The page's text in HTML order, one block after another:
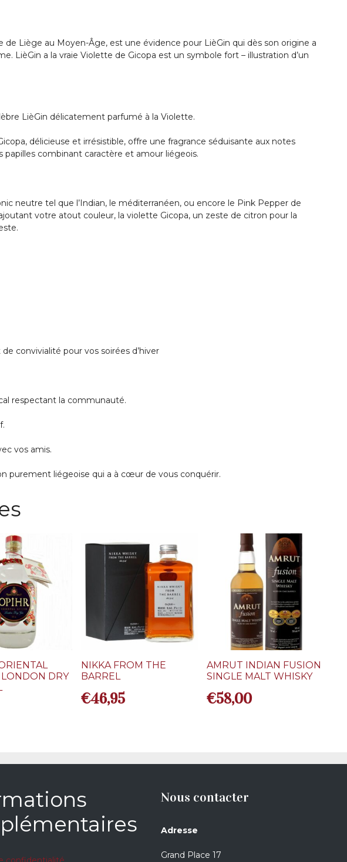
de Liège au Moyen-Âge, est une évidence pour LièGin qui dès son origine a
LièGin a la vraie Violette de Gicopa est un symbole fort – illustration d’un
LièGin délicatement parfumé à la Violette.
délicieuse et irrésistible, offre une fragrance séduisante aux notes
combinant caractère et amour liégeois.
neutre tel que l’Indian, le méditerranéen, ou encore le Pink Pepper de
votre atout couleur, la violette Gicopa, un zeste de citron pour la
convivialité pour vos soirées d’hiver
respectant la communauté.
vos amis.
purement liégeoise qui a à cœur de vous conquérir.
LONDON DRY
NIKKA FROM THE
BARREL
€46,95
AMRUT INDIAN FUSION
SINGLE MALT WHISKY
€58,00
Nous contacter
Adresse
Grand Place 17